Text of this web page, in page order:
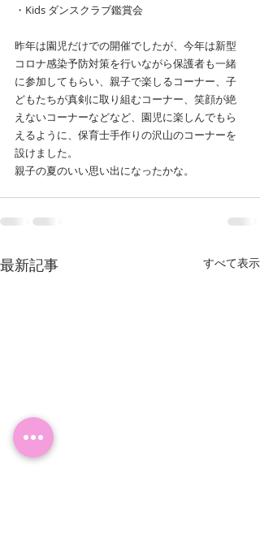
・Kids ダンスクラブ鑑賞会
昨年は園児だけでの開催でしたが、今年は新型
コロナ感染予防対策を行いながら保護者も一緒
に参加してもらい、親子で楽しるコーナー、子
どもたちが真剣に取り組むコーナー、笑顔が絶
えないコーナーなどなど、園児に楽しんでもら
えるように、保育士手作りの沢山のコーナーを
設けました。
親子の夏のいい思い出になったかな。
最新記事 すべて表示